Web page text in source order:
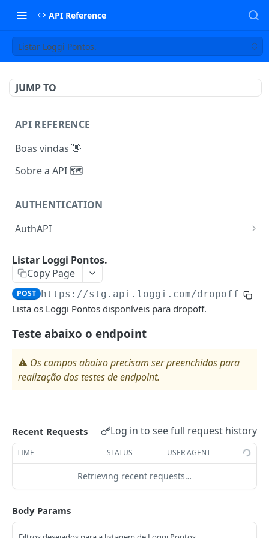
API Reference
Listar Loggi Pontos.
JUMP TO
API REFERENCE
Boas vindas 👋
Sobre a API 🗺️
AUTHENTICATION
AuthAPI
Autenticação V2
INTEGRATOR
IntegratorCompanyAPI
Ativar/Desativar Integrador
Criar Cotação
POST
SHIPMENTS
LABELS
LabelAPI
Criar Etiqueta
PackageUpdateAPI
Listar Loggi Pontos.
Copy Page
POST https://stg.api.loggi.com/dropoff/
Lista os Loggi Pontos disponíveis para dropoff.
Teste abaixo o endpoint
⚠️ Os campos abaixo precisam ser preenchidos para
realização dos testes de endpoint.
Recent Requests Log in to see full request history
TIME STATUS USER AGENT
Retrieving recent requests…
Body Params